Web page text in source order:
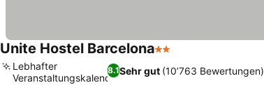
Unite Hostel Barcelona2 Sterne
8.1Sehr gut (10’763 Bewertungen)
Lebhafter
Veranstaltungskalender